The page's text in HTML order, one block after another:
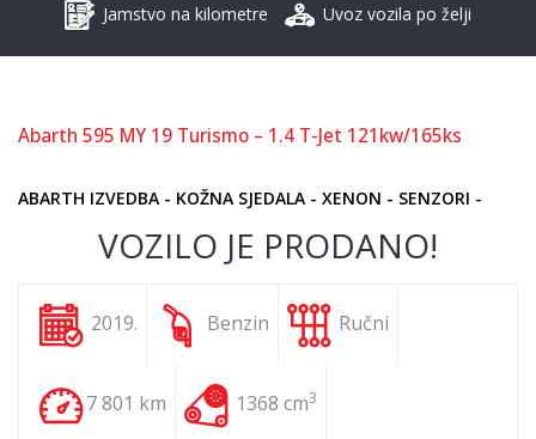
Jamstvo na kilometre Uvoz vozila po želji
Abarth 595 MY 19 Turismo – 1.4 T-Jet 121kw/165ks
ABARTH IZVEDBA - KOŽNA SJEDALA - XENON - SENZORI -
VOZILO JE PRODANO!
2019. Benzin Ručni
7 801 km 1368 cm3